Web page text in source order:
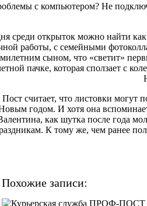
с компьютером? Не
среди открыток можно найти
работы, с семейными
сыном, что «светит»
пачке, которая сползает с
считает, что листовки могут
годом. И хотя она
как шутка после года
К тому же, чем ранее
Похожие записи: